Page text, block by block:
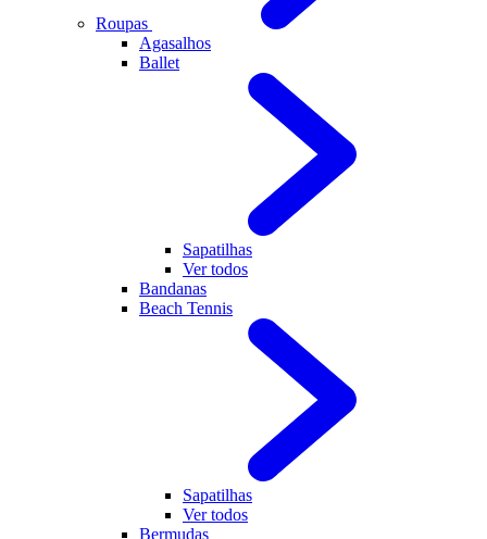
Roupas
Agasalhos
Ballet
Sapatilhas
Ver todos
Bandanas
Beach Tennis
Sapatilhas
Ver todos
Bermudas